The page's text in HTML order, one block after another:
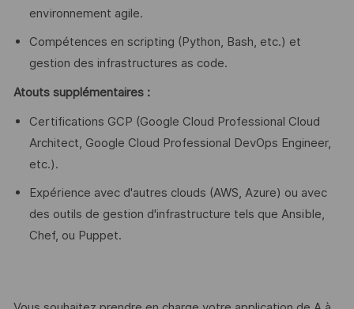
environnement agile.
Compétences en scripting (Python, Bash, etc.) et
gestion des infrastructures as code.
Atouts supplémentaires :
Certifications GCP (Google Cloud Professional Cloud
Architect, Google Cloud Professional DevOps Engineer,
etc.).
Expérience avec d'autres clouds (AWS, Azure) ou avec
des outils de gestion d'infrastructure tels que Ansible,
Chef, ou Puppet.